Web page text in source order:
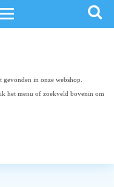
in onze webshop.
het menu of zoekveld bovenin om